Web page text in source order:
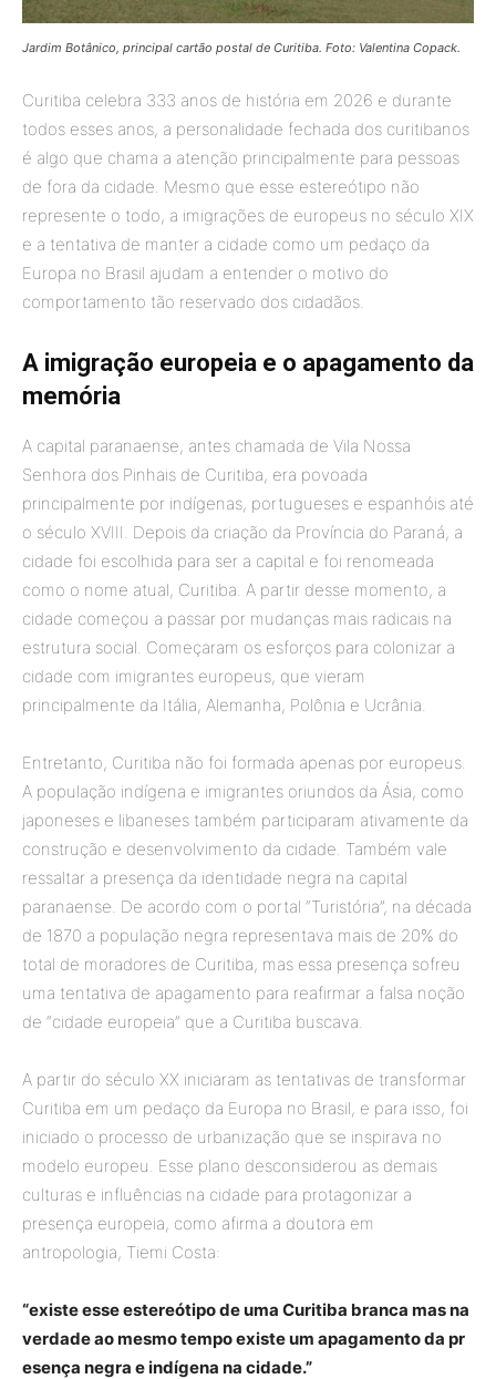
Jardim Botânico, principal cartão postal de Curitiba. Foto: Valentina Copack.
Curitiba celebra 333 anos de história em 2026 e durante
todos esses anos, a personalidade fechada dos curitibanos
é algo que chama a atenção principalmente para pessoas
de fora da cidade. Mesmo que esse estereótipo não
represente o todo, a imigrações de europeus no século XIX
e a tentativa de manter a cidade como um pedaço da
Europa no Brasil ajudam a entender o motivo do
comportamento tão reservado dos cidadãos.
A imigração europeia e o apagamento da
memória
A capital paranaense, antes chamada de Vila Nossa
Senhora dos Pinhais de Curitiba, era povoada
principalmente por indígenas, portugueses e espanhóis até
o século XVIII. Depois da criação da Província do Paraná, a
cidade foi escolhida para ser a capital e foi renomeada
como o nome atual, Curitiba. A partir desse momento, a
cidade começou a passar por mudanças mais radicais na
estrutura social. Começaram os esforços para colonizar a
cidade com imigrantes europeus, que vieram
principalmente da Itália, Alemanha, Polônia e Ucrânia.
Entretanto, Curitiba não foi formada apenas por europeus.
A população indígena e imigrantes oriundos da Ásia, como
japoneses e libaneses também participaram ativamente da
construção e desenvolvimento da cidade. Também vale
ressaltar a presença da identidade negra na capital
paranaense. De acordo com o portal “Turistória”, na década
de 1870 a população negra representava mais de 20% do
total de moradores de Curitiba, mas essa presença sofreu
uma tentativa de apagamento para reafirmar a falsa noção
de “cidade europeia” que a Curitiba buscava.
A partir do século XX iniciaram as tentativas de transformar
Curitiba em um pedaço da Europa no Brasil, e para isso, foi
iniciado o processo de urbanização que se inspirava no
modelo europeu. Esse plano desconsiderou as demais
culturas e influências na cidade para protagonizar a
presença europeia, como afirma a doutora em
antropologia, Tiemi Costa:
“existe esse estereótipo de uma Curitiba branca mas na
verdade ao mesmo tempo existe um apagamento da pr
esença negra e indígena na cidade.”